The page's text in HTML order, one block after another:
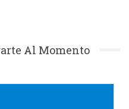
Al Momento